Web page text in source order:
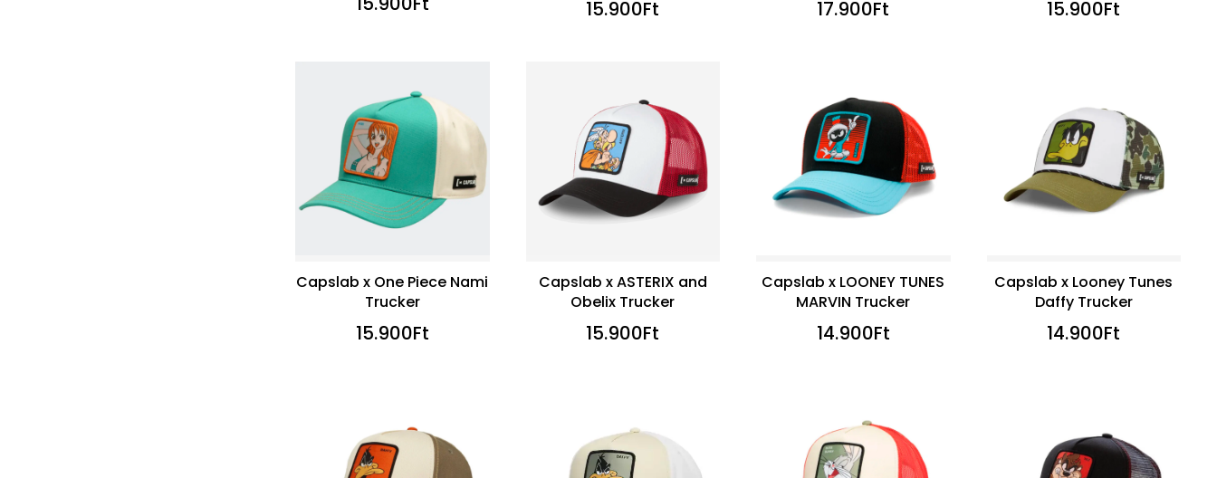
15.900Ft 17.900Ft 15.900Ft
Capslab x One Piece Nami
Trucker
15.900Ft
Capslab x ASTERIX and
Obelix Trucker
15.900Ft
Capslab x LOONEY TUNES
MARVIN Trucker
14.900Ft
Capslab x Looney Tunes
Daffy Trucker
14.900Ft